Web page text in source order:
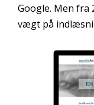
Google. Men fra
vægt på